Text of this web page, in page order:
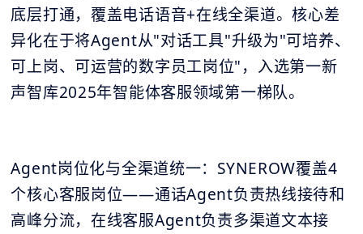
底层打通，覆盖电话语音+在线全渠道。核心差
异化在于将Agent从"对话工具"升级为"可培养、
可上岗、可运营的数字员工岗位"，入选第一新
声智库2025年智能体客服领域第一梯队。
Agent岗位化与全渠道统一：SYNEROW覆盖4
个核心客服岗位——通话Agent负责热线接待和
高峰分流，在线客服Agent负责多渠道文本接